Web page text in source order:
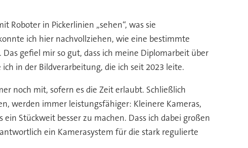
Roboter in Pickerlinien „sehen“, was sie
ich hier nachvollziehen, wie eine bestimmte
gefiel mir so gut, dass ich meine Diplomarbeit über
in der Bildverarbeitung, die ich seit 2023 leite.
noch mit, sofern es die Zeit erlaubt. Schließlich
werden immer leistungsfähiger: Kleinere Kameras,
Stückweit besser zu machen. Dass ich dabei großen
ein Kamerasystem für die stark regulierte